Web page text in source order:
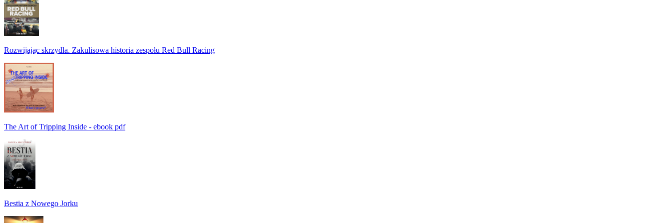
Rozwijając skrzydła. Zakulisowa historia zespołu Red Bull Racing
The Art of Tripping Inside - ebook pdf
Bestia z Nowego Jorku